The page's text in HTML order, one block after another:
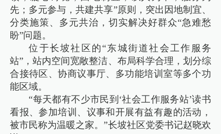
先；多元参与，共建共享”原则，突出因地制宜、
分类施策、多元共治，切实解决好群众“急难愁
盼”问题。
位于长坡社区的“东城街道社会工作服务
站”，站内空间宽敞整洁、布局科学合理，划分综
合接待区、协商议事厅、多功能培训室等多个功
能区域。
“每天都有不少市民到‘社会工作服务站’读书
看报、参加培训、议事和开展有益有趣的活动，
被市民称为温暖之家。”长坡社区党委书记赵晓欢